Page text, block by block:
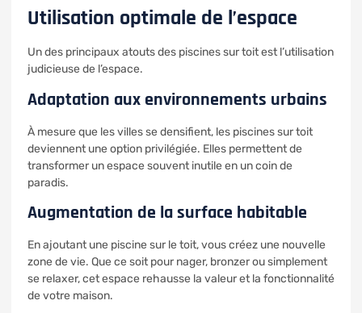
Utilisation optimale de l’espace
Un des principaux atouts des piscines sur toit est l’utilisation
judicieuse de l’espace.
Adaptation aux environnements urbains
À mesure que les villes se densifient, les piscines sur toit
deviennent une option privilégiée. Elles permettent de
transformer un espace souvent inutile en un coin de
paradis.
Augmentation de la surface habitable
En ajoutant une piscine sur le toit, vous créez une nouvelle
zone de vie. Que ce soit pour nager, bronzer ou simplement
se relaxer, cet espace rehausse la valeur et la fonctionnalité
de votre maison.